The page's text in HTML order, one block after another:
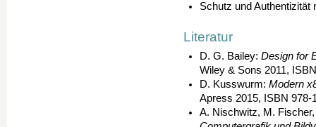
Schutz und Authentizität
Literatur
D. G. Bailey:Design for
Wiley & Sons 2011,
D. Kusswurm:Modern
Apress 2015, ISBN 978-
A. Nischwitz, M.